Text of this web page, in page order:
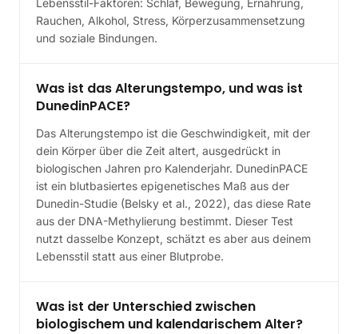
Lebensstil-Faktoren: Schlaf, Bewegung, Ernährung,
Rauchen, Alkohol, Stress, Körperzusammensetzung
und soziale Bindungen.
Was ist das Alterungstempo, und was ist
DunedinPACE?
Das Alterungstempo ist die Geschwindigkeit, mit der
dein Körper über die Zeit altert, ausgedrückt in
biologischen Jahren pro Kalenderjahr. DunedinPACE
ist ein blutbasiertes epigenetisches Maß aus der
Dunedin-Studie (Belsky et al., 2022), das diese Rate
aus der DNA-Methylierung bestimmt. Dieser Test
nutzt dasselbe Konzept, schätzt es aber aus deinem
Lebensstil statt aus einer Blutprobe.
Was ist der Unterschied zwischen
biologischem und kalendarischem Alter?